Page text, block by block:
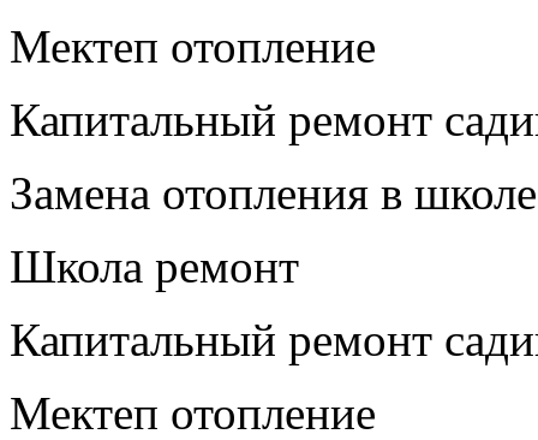
Мектеп отопление
Капитальный ремонт
Замена отопления в школе
Школа ремонт
Капитальный ремонт
Мектеп отопление